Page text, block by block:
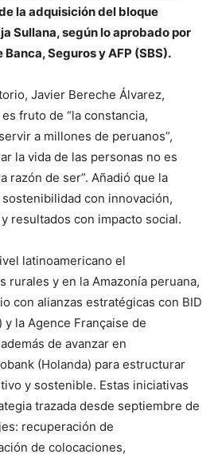
la adquisición del bloque
Sullana, según lo aprobado por
Seguros y AFP (SBS).
Javier Bereche Álvarez,
fruto de “la constancia,
a millones de peruanos”,
la vida de las personas no es
razón de ser”. Añadió que la
con innovación,
resultados con impacto social.
latinoamericano el
rurales y en la Amazonía peruana,
con alianzas estratégicas con BID
la Agence Française de
de avanzar en
(Holanda) para estructurar
y sostenible. Estas iniciativas
trazada desde septiembre de
recuperación de
de colocaciones,